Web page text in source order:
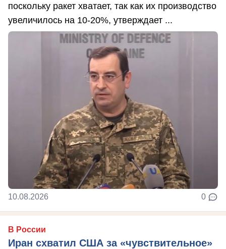
поскольку ракет хватает, так как их производство
увеличилось на 10-20%, утверждает ...
10.08.2026 0
В России
Иран схватил США за «чувствительное»